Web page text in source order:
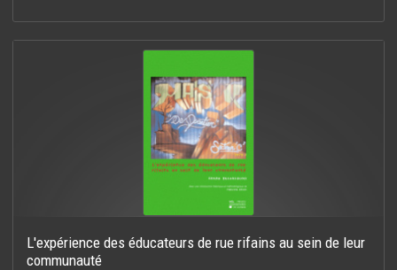
L'expérience des éducateurs de rue rifains au sein de leur
communauté